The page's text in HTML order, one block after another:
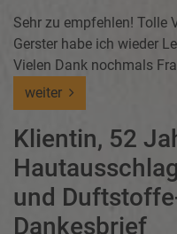
Sehr zu empfehlen! Tolle
Gerster habe ich wieder
Vielen Dank nochmals
weiter
Klientin, 52
und
Dankesbrief